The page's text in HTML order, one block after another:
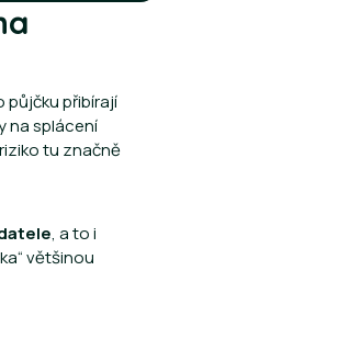
půjčku přibírají
na splácení
tu značně
, a to i
většinou